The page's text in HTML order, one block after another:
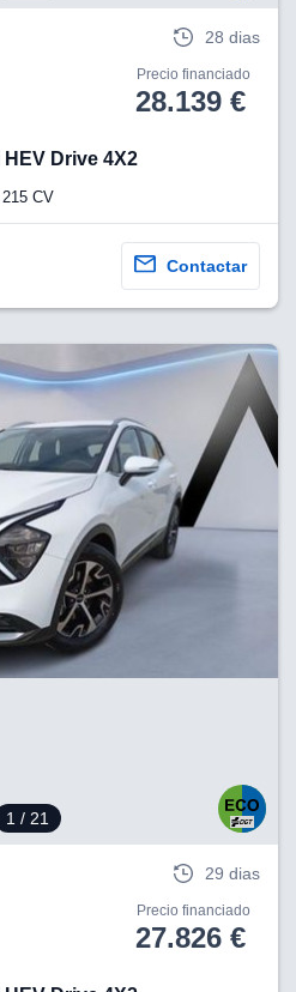
28 dias
Precio financiado
28.139 €
HEV Drive 4X2
215 CV
Contactar
1 / 21
29 dias
Precio financiado
27.826 €